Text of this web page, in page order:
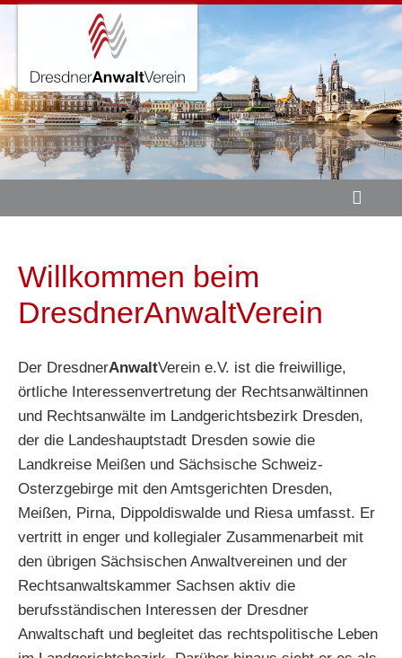
Willkommen beim
DresdnerAnwaltVerein
Der DresdnerAnwaltVerein e.V. ist die freiwillige,
örtliche Interessenvertretung der Rechtsanwältinnen
und Rechtsanwälte im Landgerichtsbezirk Dresden,
der die Landeshauptstadt Dresden sowie die
Landkreise Meißen und Sächsische Schweiz-
Osterzgebirge mit den Amtsgerichten Dresden,
Meißen, Pirna, Dippoldiswalde und Riesa umfasst. Er
vertritt in enger und kollegialer Zusammenarbeit mit
den übrigen Sächsischen Anwaltvereinen und der
Rechtsanwaltskammer Sachsen aktiv die
berufsständischen Interessen der Dresdner
Anwaltschaft und begleitet das rechtspolitische Leben